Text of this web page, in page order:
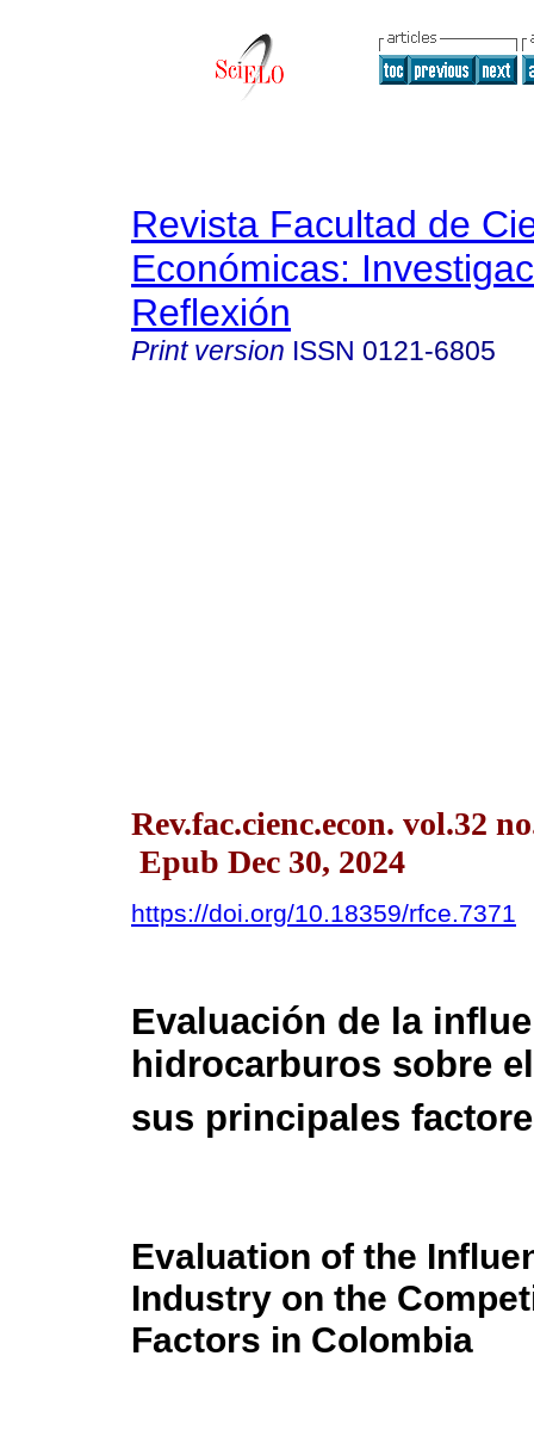
Revista Facultad de
Económicas:
Reflexión
Print version ISSN 0121-6805
Rev.fac.cienc.econ. vol.32
Epub Dec 30, 2024
https://doi.org/10.18359/rfce.7371
Evaluación de la
hidrocarburos sobre
sus principales
Evaluation of the
Industry on the
Factors in Colombia